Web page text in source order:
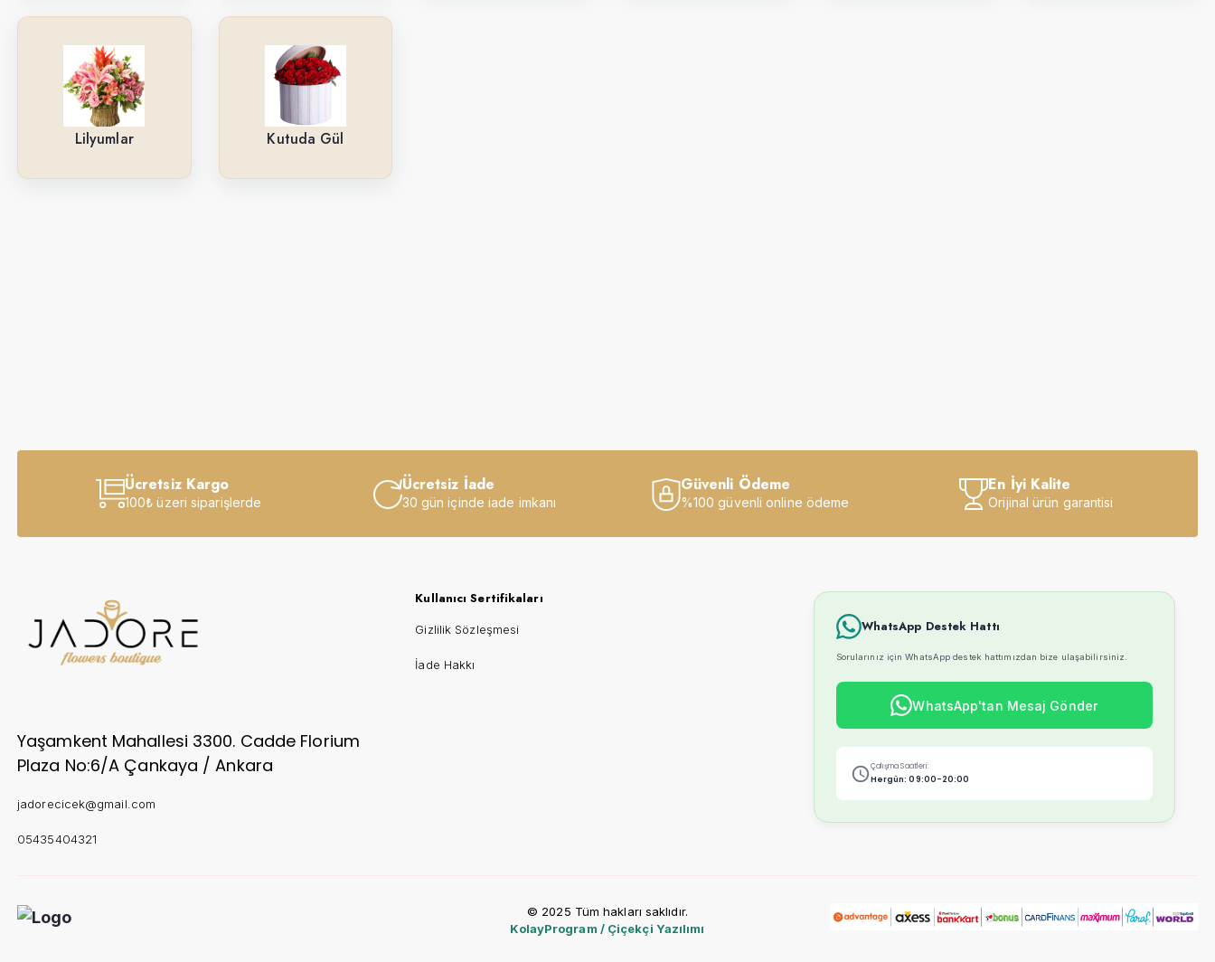
Lilyumlar
Arkadaşa
Kutuda Gül
Lilyumlar Kutuda Gül
Ücretsiz Kargo
100₺ üzeri siparişlerde
Ücretsiz İade
30 gün içinde iade imkanı
Güvenli Ödeme
%100 güvenli online ödeme
En İyi Kalite
Orijinal ürün garantisi
Yaşamkent Mahallesi 3300. Cadde Florium
Plaza No:6/A Çankaya / Ankara
jadorecicek@gmail.com
05435404321
Kullanıcı Sertifikaları
Gizlilik Sözleşmesi
İade Hakkı
WhatsApp Destek Hattı
Sorularınız için WhatsApp destek hattımızdan bize ulaşabilirsiniz.
WhatsApp'tan Mesaj Gönder
Çalışma Saatleri:
Hergün: 09:00-20:00
© 2025 Tüm hakları saklıdır.
KolayProgram / Çiçekçi Yazılımı